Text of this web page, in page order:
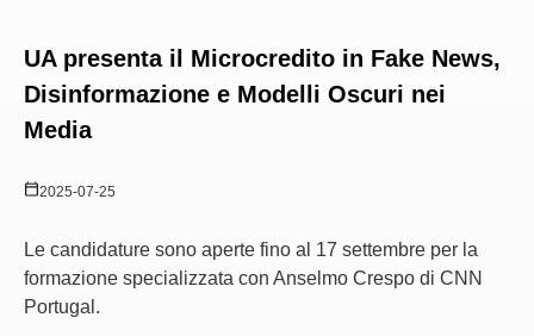
UA presenta il Microcredito in Fake News,
Disinformazione e Modelli Oscuri nei
Media
2025-07-25
Le candidature sono aperte fino al 17 settembre per la
formazione specializzata con Anselmo Crespo di CNN
Portugal.